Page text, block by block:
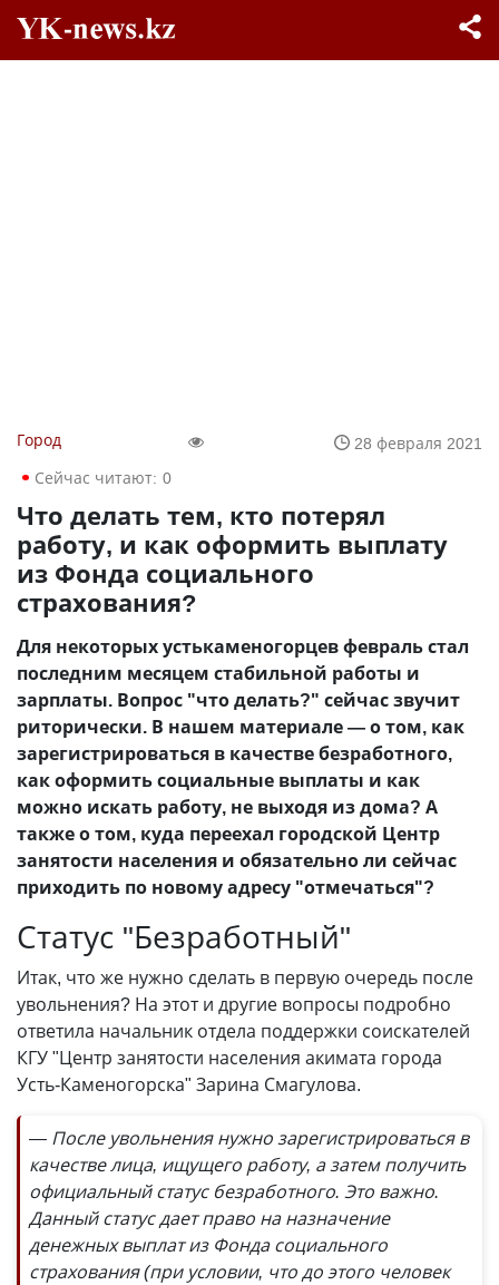
Город
28 февраля 2021
Сейчас читают: 0
Что делать тем, кто потерял
работу, и как оформить выплату
из Фонда социального
страхования?
Для некоторых устькаменогорцев февраль стал
последним месяцем стабильной работы и
зарплаты. Вопрос "что делать?" сейчас звучит
риторически. В нашем материале — о том, как
зарегистрироваться в качестве безработного,
как оформить социальные выплаты и как
можно искать работу, не выходя из дома? А
также о том, куда переехал городской Центр
занятости населения и обязательно ли сейчас
приходить по новому адресу "отмечаться"?
Статус "Безработный"
Итак, что же нужно сделать в первую очередь после
увольнения? На этот и другие вопросы подробно
ответила начальник отдела поддержки соискателей
КГУ "Центр занятости населения акимата города
Усть-Каменогорска" Зарина Смагулова.
— После увольнения нужно зарегистрироваться в
качестве лица, ищущего работу, а затем получить
официальный статус безработного. Это важно.
Данный статус дает право на назначение
денежных выплат из Фонда социального
страхования (при условии, что до этого человек